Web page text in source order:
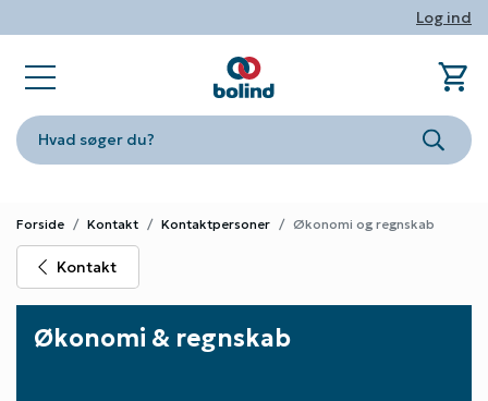
Log ind
Hvad søger du?
Søg
book_ribbon
store
Om
phonestar
person
Log
shopping_cart
Forside Kontakt Kontaktpersoner Økonomi og regnskab
Kontakt
Økonomi & regnskab